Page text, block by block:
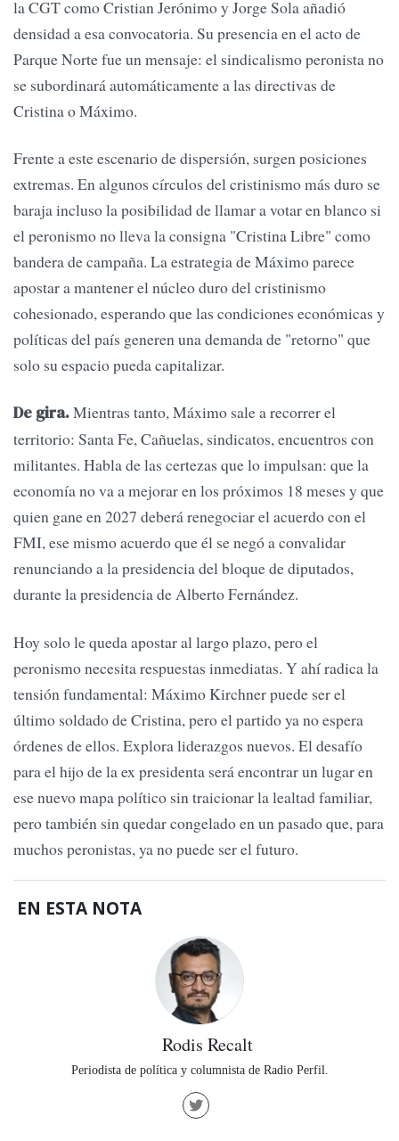
la CGT como Cristian Jerónimo y Jorge Sola añadió
densidad a esa convocatoria. Su presencia en el acto de
Parque Norte fue un mensaje: el sindicalismo peronista no
se subordinará automáticamente a las directivas de
Cristina o Máximo.
Frente a este escenario de dispersión, surgen posiciones
extremas. En algunos círculos del cristinismo más duro se
baraja incluso la posibilidad de llamar a votar en blanco si
el peronismo no lleva la consigna "Cristina Libre" como
bandera de campaña. La estrategia de Máximo parece
apostar a mantener el núcleo duro del cristinismo
cohesionado, esperando que las condiciones económicas y
políticas del país generen una demanda de "retorno" que
solo su espacio pueda capitalizar.
De gira.Mientras tanto, Máximo sale a recorrer el
territorio: Santa Fe, Cañuelas, sindicatos, encuentros con
militantes. Habla de las certezas que lo impulsan: que la
economía no va a mejorar en los próximos 18 meses y que
quien gane en 2027 deberá renegociar el acuerdo con el
FMI, ese mismo acuerdo que él se negó a convalidar
renunciando a la presidencia del bloque de diputados,
durante la presidencia de Alberto Fernández.
Hoy solo le queda apostar al largo plazo, pero el
peronismo necesita respuestas inmediatas. Y ahí radica la
tensión fundamental: Máximo Kirchner puede ser el
último soldado de Cristina, pero el partido ya no espera
órdenes de ellos. Explora liderazgos nuevos. El desafío
para el hijo de la ex presidenta será encontrar un lugar en
ese nuevo mapa político sin traicionar la lealtad familiar,
pero también sin quedar congelado en un pasado que, para
muchos peronistas, ya no puede ser el futuro.
EN ESTA NOTA
Rodis Recalt
Periodista de política y columnista de Radio Perfil.